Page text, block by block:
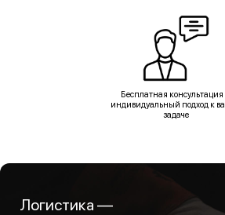
Бесплатная консультация
индивидуальный подход к
задаче
Логистика —